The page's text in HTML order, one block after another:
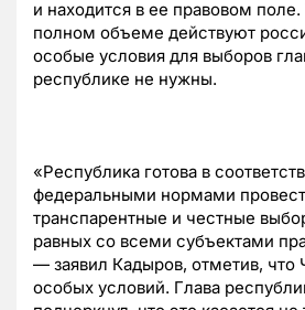
и находится в ее правовом
полном объеме действуют
особые условия для выборов
республике не нужны.
«Республика готова в
федеральными нормами
транспарентные и честные
равных со всеми субъектами
— заявил Кадыров, отметив, что
особых условий. Глава